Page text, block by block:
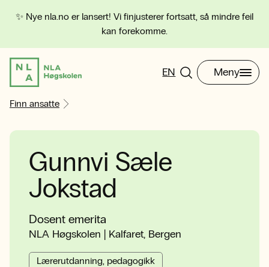
✨ Nye nla.no er lansert! Vi finjusterer fortsatt, så mindre feil
kan forekomme.
EN Meny
Finn ansatte
Gunnvi Sæle
Jokstad
Dosent emerita
NLA Høgskolen | Kalfaret, Bergen
Lærerutdanning, pedagogikk